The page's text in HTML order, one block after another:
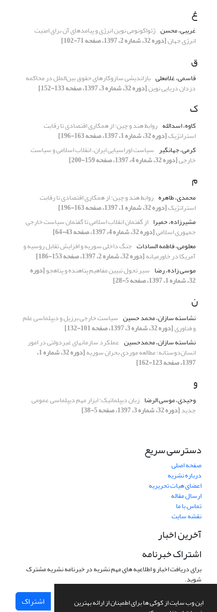
این وب سایت از کوکی ها برای اطمینان از ارائه بهترین
غ
غریبی، محسن ژئواکونومی نوین انرژی و پیامدهای آن برای امنیت
انرژی جهان[دوره 32، شماره 2، 1397، صفحه 71-102]
ق
قاسمی، غلامعلی بازاندیشی سازوکارهای حقوق بین‌الملل در محاکمه
دزدان دریایی نوین[دوره 32، شماره 3، 1397، صفحه 133-152]
ک
کاوه، اسدالله روابط هند و چین: از همکاری اقتصادی تا رقابت
استراتژیک[دوره 32، شماره 1، 1397، صفحه 163-196]
کرمی، جهانگیر سیاست اوراسیایی ایران، انقلاب اسلامی و سیاست
خارجی[دوره 32، شماره 4، 1397، صفحه 159-200]
م
محمدی، طاهره روابط هند و چین: از همکاری اقتصادی تا رقابت
استراتژیک[دوره 32، شماره 1، 1397، صفحه 163-196]
مشیرزاده، حمیرا از گفتمان انقلاب اسلامی تا گفتمان سیاست خارجی
جمهوری اسلامی[دوره 32، شماره 4، 1397، صفحه 43-64]
معلومی، فاطمه السادات جنگ داخلی سوریه و افزایش تقابل روسیه و
آمریکا در خاورمیانه[دوره 32، شماره 2، 1397، صفحه 153-186]
موسی زاده، رضا سیر تحول تبیین مفاهیم پناهنده و پناهجو[دوره
32، شماره 1، 1397، صفحه 5-28]
ن
نشاسته سازان، محمد حسین سیاست‌ خارجی برزیل و دیپلماسی علم
و فناوری[دوره 32، شماره 3، 1397، صفحه 101-132]
نشاسته سازان، محمدحسین عملکرد سازمانهای غیردولتی در امور
انسان‌دوستانه: مطالعه موردی بحران سوریه [دوره 32، شماره 1،
1397، صفحه 123-162]
و
وحیدی، موسی الرضا زبان دیپلماتیک: ابزار مهم دیپلماسی عمومی
جدید[دوره 32، شماره 3، 1397، صفحه 5-38]
دسترسی سریع
صفحه اصلی
درباره نشریه
اعضای هیات تحریریه
ارسال مقاله
تماس با ما
نقشه سایت
آخرین اخبار
اشتراک خبرنامه
برای دریافت اخبار و اطلاعیه های مهم نشریه در خبرنامه نشریه مشترک
شوید.
اشتراک